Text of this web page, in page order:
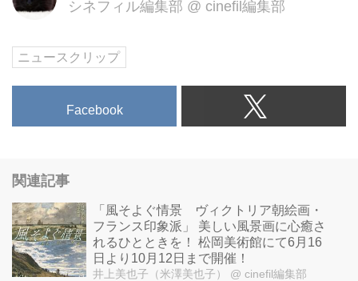
シネフィル編集部 @ cinefil編集部
ニュースクリップ
Facebook
関連記事
「風そよぐ情景 ヴィクトリア朝絵画・
フランス印象派」 美しい風景画に心癒さ
れるひとときを！ 松岡美術館にて6月16
日より10月12日まで開催！
井上美也子（米澤美也子） @ cinefil編集部